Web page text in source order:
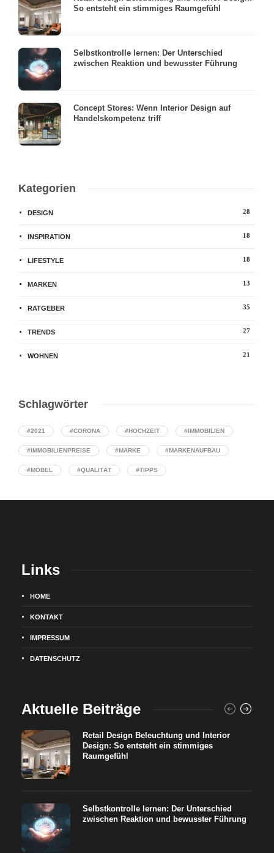
So entsteht ein stimmiges Raumgefühl
Selbstkontrolle lernen: Der Unterschied
zwischen Reaktion und bewusster Führung
Concept Stores: Wenn Interior Design auf
Handelskompetenz triff
Kategorien
DESIGN 28
INSPIRATION 18
LIFESTYLE 18
MARKEN 13
RATGEBER 35
TRENDS 27
WOHNEN 21
Schlagwörter
#2021 #CORONA #HOCHZEIT #IMMOBILIEN
#IMMOBILIENPREISE #MARKE #MARKENAUFBAU
#MÖBEL #QUALITÄT #TIPPS
Links
HOME
KONTAKT
IMPRESSUM
DATENSCHUTZ
Aktuelle Beiträge
Retail Design Beleuchtung und Interior
Design: So entsteht ein stimmiges
Raumgefühl
Selbstkontrolle lernen: Der Unterschied
zwischen Reaktion und bewusster Führung